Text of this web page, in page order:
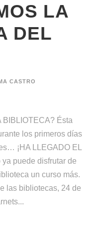
LA
DEL
CASTRO
BIBLIOTECA? Ésta
los primeros días
¡HA LLEGADO EL
puede disfrutar de
un curso más.
las bibliotecas, 24 de